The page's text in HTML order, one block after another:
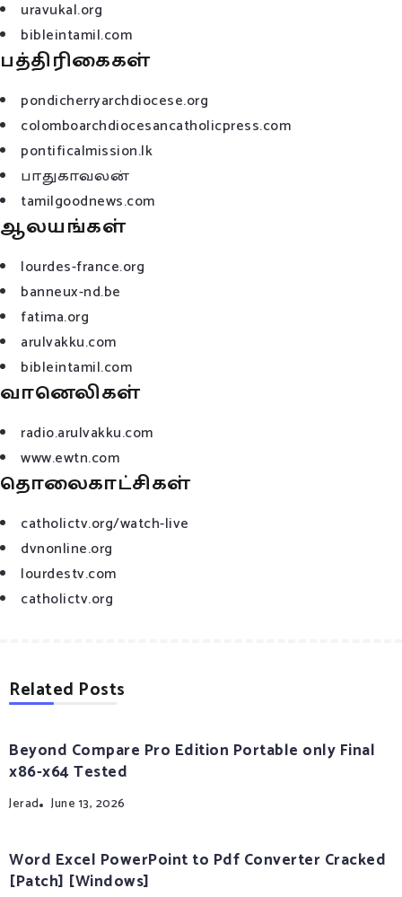
uravukal.org
bibleintamil.com
பத்திரிகைகள்
pondicherryarchdiocese.org
colomboarchdiocesancatholicpress.com
pontificalmission.lk
பாதுகாவலன்
tamilgoodnews.com
ஆலயங்கள்
lourdes-france.org
banneux-nd.be
fatima.org
arulvakku.com
bibleintamil.com
வானெலிகள்
radio.arulvakku.com
www.ewtn.com
தொலைகாட்சிகள்
catholictv.org/watch-live
dvnonline.org
lourdestv.com
catholictv.org
Related Posts
Beyond Compare Pro Edition Portable only Final
x86-x64 Tested
Jerad June 13, 2026
Word Excel PowerPoint to Pdf Converter Cracked
[Patch] [Windows]